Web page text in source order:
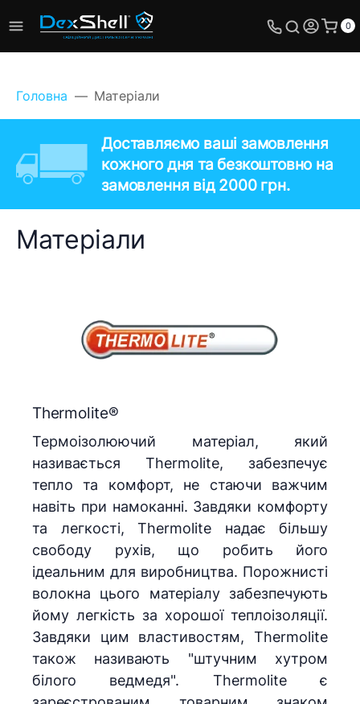
0
Головна Матеріали
Доставляємо ваші замовлення
кожного дня та безкоштовно на
замовлення від 2000 грн.
Матеріали
Thermolite®
Термоізолюючий матеріал, який
називається Thermolite, забезпечує
тепло та комфорт, не стаючи важчим
навіть при намоканні. Завдяки комфорту
та легкості, Thermolite надає більшу
свободу рухів, що робить його
ідеальним для виробництва. Порожнисті
волокна цього матеріалу забезпечують
йому легкість за хорошої теплоізоляції.
Завдяки цим властивостям, Thermolite
також називають "штучним хутром
білого ведмедя". Thermolite є